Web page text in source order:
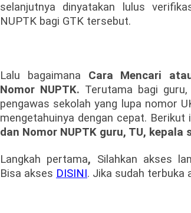
selanjutnya dinyatakan lulus
NUPTK bagi GTK tersebut.
Lalu bagaimana Cara Mencari
Nomor NUPTK. Terutama bagi
pengawas sekolah yang lupa nomor
mengetahuinya dengan cepat. Berikut
dan Nomor NUPTK guru, TU,
Langkah pertama, Silahkan akses
Bisa akses DISINI. Jika sudah terbuka